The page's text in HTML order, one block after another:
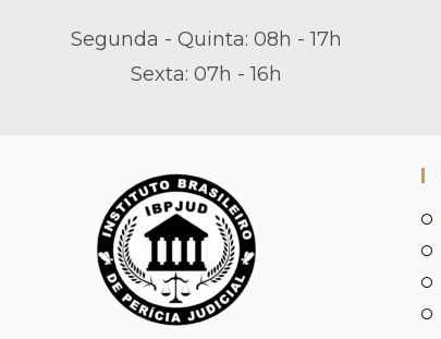
Segunda - Quinta: 08h - 17h
Sexta: 07h - 16h